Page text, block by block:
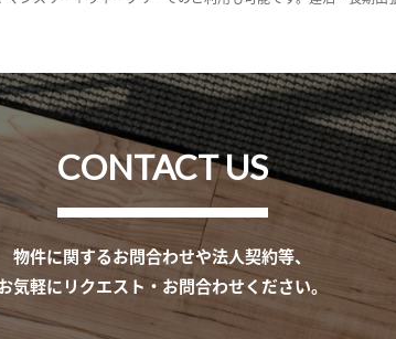
CONTACT US
物件に関するお問合わせや法人契約等、
気軽にリクエスト・お問合わせください。